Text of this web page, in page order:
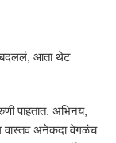
बदललं, आता थेट
पाहतात. अभिनय,
वास्तव अनेकदा वेगळंच